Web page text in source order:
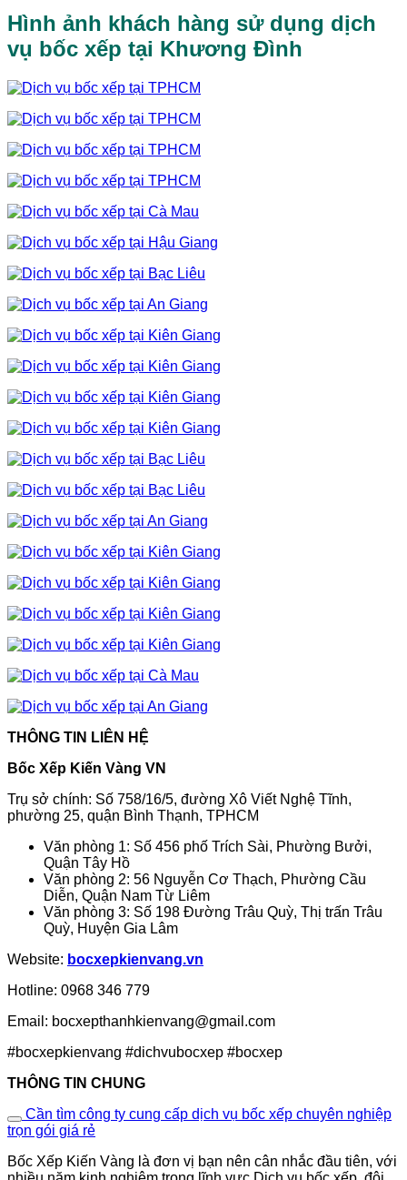
Hình ảnh khách hàng sử dụng dịch
vụ bốc xếp tại Khương Đình
THÔNG TIN LIÊN HỆ
Bốc Xếp Kiến Vàng VN
Trụ sở chính: Số 758/16/5, đường Xô Viết Nghệ Tĩnh,
phường 25, quận Bình Thạnh, TPHCM
Văn phòng 1: Số 456 phố Trích Sài, Phường Bưởi,
Quận Tây Hồ
Văn phòng 2: 56 Nguyễn Cơ Thạch, Phường Cầu
Diễn, Quận Nam Từ Liêm
Văn phòng 3: Số 198 Đường Trâu Quỳ, Thị trấn Trâu
Quỳ, Huyện Gia Lâm
Website: bocxepkienvang.vn
Hotline: 0968 346 779
Email: bocxepthanhkienvang@gmail.com
#bocxepkienvang #dichvubocxep #bocxep
THÔNG TIN CHUNG
Cần tìm công ty cung cấp dịch vụ bốc xếp chuyên nghiệp
trọn gói giá rẻ
Bốc Xếp Kiến Vàng là đơn vị bạn nên cân nhắc đầu tiên, với